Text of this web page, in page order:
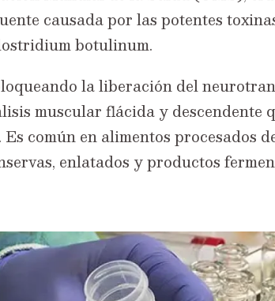
causada por las potentes
botulinum.
la liberación del
muscular flácida y descendente
común en alimentos procesados
enlatados y productos